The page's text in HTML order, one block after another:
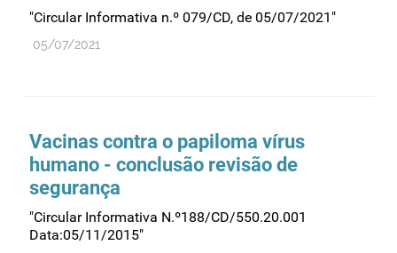
"Circular Informativa n.º 079/CD, de 05/07/2021"
05/07/2021
Vacinas contra o papiloma vírus
humano - conclusão revisão de
segurança
"Circular Informativa N.º188/CD/550.20.001
Data:05/11/2015"